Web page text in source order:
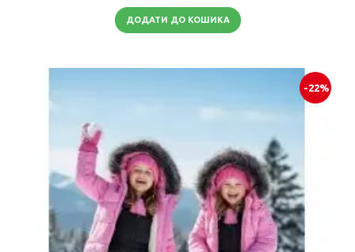
ДОДАТИ ДО КОШИКА
-22%